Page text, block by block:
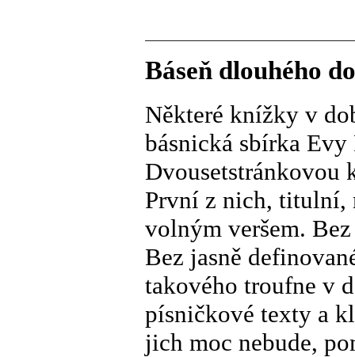
Báseň dlouhého
Některé knížky v
básnická sbírka Evy
Dvousetstránkovou
První z nich, titulní,
volným veršem.
Bez jasně
takového troufne v
písničkové texty a
jich moc nebude,